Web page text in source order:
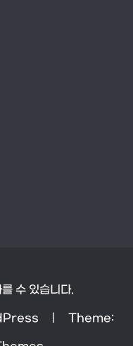
수 있습니다.
Theme: